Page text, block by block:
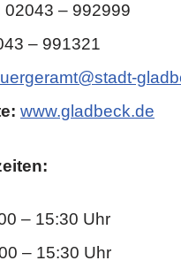
02043 – 992999
– 991321
www.gladbeck.de
– 15:30 Uhr
– 15:30 Uhr